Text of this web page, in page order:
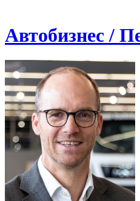
Автобизнес /